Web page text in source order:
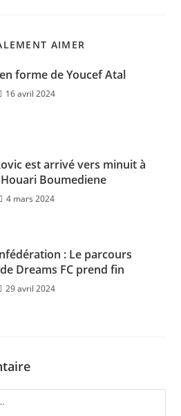
AIMER
forme de Youcef Atal
16 avril 2024
est arrivé vers minuit à
Boumediene
4 mars 2024
: Le parcours
Dreams FC prend fin
29 avril 2024